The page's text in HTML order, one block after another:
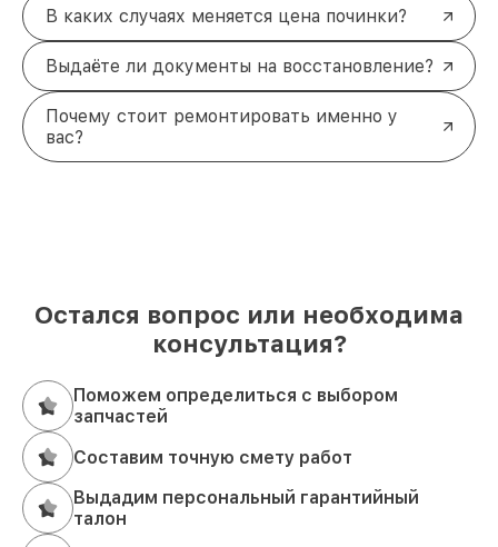
В каких случаях меняется цена починки?
Выдаёте ли документы на восстановление?
Почему стоит ремонтировать именно у
вас?
Остался вопрос или необходима
консультация?
Поможем определиться с выбором
запчастей
Составим точную смету работ
Выдадим персональный гарантийный
талон